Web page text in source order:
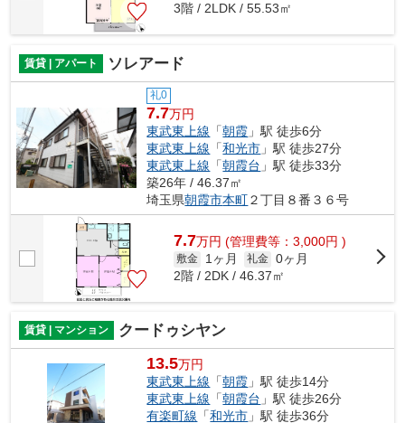
3階 / 2LDK / 55.53㎡
賃貸 | アパート ソレアード
礼0
7.7万円
東武東上線 「朝霞 」駅 徒歩6分
東武東上線 「和光市 」駅 徒歩27分
東武東上線 「朝霞台 」駅 徒歩33分
築26年 / 46.37㎡
埼玉県朝霞市本町２丁目８番３６号
7.7万円 (管理費等：3,000円 )
敷金 1ヶ月 礼金 0ヶ月
2階 / 2DK / 46.37㎡
賃貸 | マンション クードゥシヤン
13.5万円
東武東上線 「朝霞 」駅 徒歩14分
東武東上線 「朝霞台 」駅 徒歩26分
有楽町線 「和光市 」駅 徒歩36分